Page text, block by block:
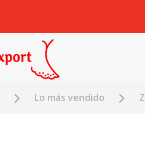
Lo más vendido